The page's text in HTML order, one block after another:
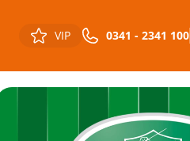
VIP 0341 - 2341 100